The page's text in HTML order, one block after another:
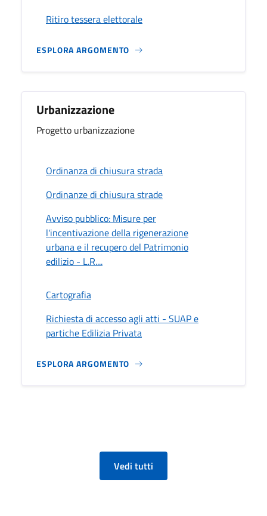
Ritiro tessera elettorale
ESPLORA ARGOMENTO
Urbanizzazione
Progetto urbanizzazione
Ordinanza di chiusura strada
Ordinanze di chiusura strade
Avviso pubblico: Misure per
l'incentivazione della rigenerazione
urbana e il recupero del Patrimonio
edilizio - L.R....
Cartografia
Richiesta di accesso agli atti - SUAP e
partiche Edilizia Privata
ESPLORA ARGOMENTO
Vedi tutti